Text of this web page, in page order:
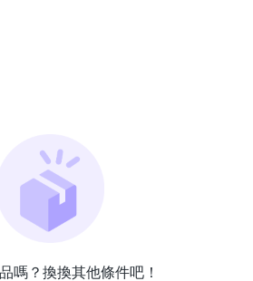
嗎？換換其他條件吧！